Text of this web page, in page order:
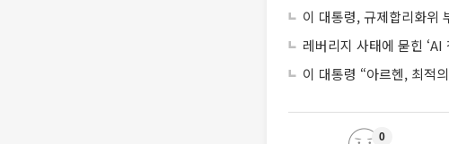
이 대통령, 규제합리화위
레버리지 사태에 묻힌 ‘AI
이 대통령 “아르헨, 최적
0